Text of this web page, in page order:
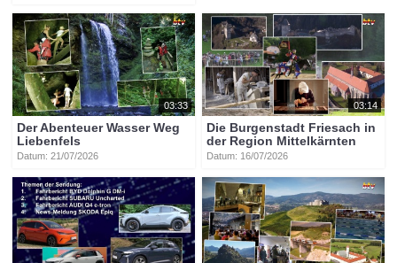
03:33
Der Abenteuer Wasser Weg
Liebenfels
Datum: 21/07/2026
03:14
Die Burgenstadt Friesach in
der Region Mittelkärnten
Datum: 16/07/2026